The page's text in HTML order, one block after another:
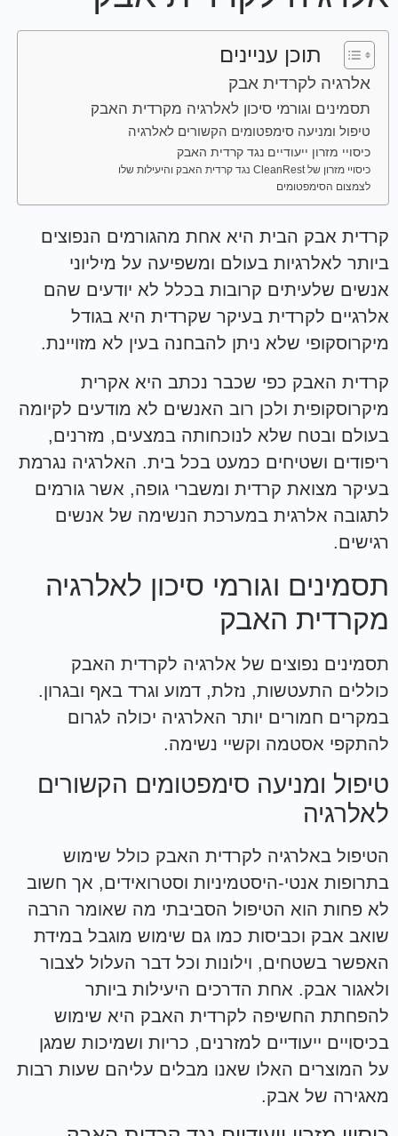
תוכן עניינים
אלרגיה לקרדית אבק
תסמינים וגורמי סיכון לאלרגיה מקרדית האבק
טיפול ומניעה סימפטומים הקשורים לאלרגיה
כיסויי מזרון ייעודיים נגד קרדית האבק
כיסויי מזרון של CleanRest נגד קרדית האבק והיעילות שלו
לצמצום הסימפטומים
קרדית אבק הבית היא אחת מהגורמים הנפוצים
ביותר לאלרגיות בעולם ומשפיעה על מיליוני
אנשים שלעיתים קרובות בכלל לא יודעים שהם
אלרגיים לקרדית בעיקר שקרדית היא בגודל
מיקרוסקופי שלא ניתן להבחנה בעין לא מזויינת.
קרדית האבק כפי שכבר נכתב היא אקרית
מיקרוסקופית ולכן רוב האנשים לא מודעים לקיומה
בעולם ובטח שלא לנוכחותה במצעים, מזרנים,
ריפודים ושטיחים כמעט בכל בית. האלרגיה נגרמת
בעיקר מצואת קרדית ומשברי גופה, אשר גורמים
לתגובה אלרגית במערכת הנשימה של אנשים
רגישים.
תסמינים וגורמי סיכון לאלרגיה
מקרדית האבק
תסמינים נפוצים של אלרגיה לקרדית האבק
כוללים התעטשות, נזלת, דמוע וגרד באף ובגרון.
במקרים חמורים יותר האלרגיה יכולה לגרום
להתקפי אסטמה וקשיי נשימה.
טיפול ומניעה סימפטומים הקשורים
לאלרגיה
הטיפול באלרגיה לקרדית האבק כולל שימוש
בתרופות אנטי-היסטמיניות וסטרואידים, אך חשוב
לא פחות הוא הטיפול הסביבתי מה שאומר הרבה
שואב אבק וכביסות כמו גם שימוש מוגבל במידת
האפשר בשטחים, וילונות וכל דבר העלול לצבור
ולאגור אבק. אחת הדרכים היעילות ביותר
להפחתת החשיפה לקרדית האבק היא שימוש
בכיסויים ייעודיים למזרנים, כריות ושמיכות שמגן
על המוצרים האלו שאנו מבלים עליהם שעות רבות
מאגירה של אבק.